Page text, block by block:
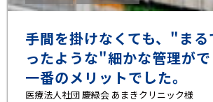
手間を掛けなくても、"ま
ったような"細かな管理が
一番のメリットでした。
医療法人社団 慶緑会 あまきクリニック様